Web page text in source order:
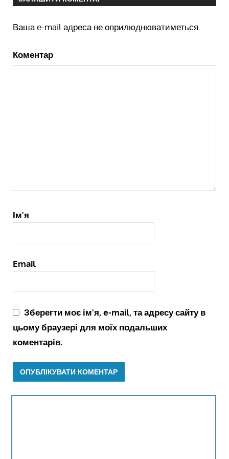
Ваша e-mail адреса не оприлюднюватиметься.
Коментар
Ім'я
Email
Зберегти моє ім'я, e-mail, та адресу сайту в
цьому браузері для моїх подальших
коментарів.